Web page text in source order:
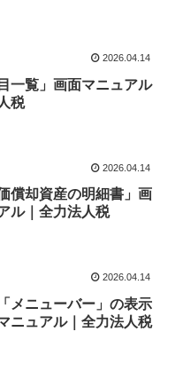
2026.04.14
一覧」画面マニュアル
税
2026.04.14
償却資産の明細書」画
ル｜全力法人税
2026.04.14
メニューバー」の表示
ニュアル｜全力法人税